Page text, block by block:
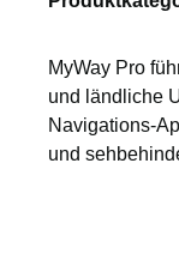
MyWay Pro
und ländliche
Navigations-
und